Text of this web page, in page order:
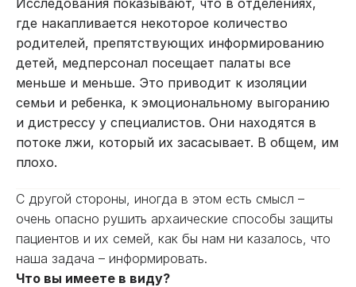
Исследования показывают, что в отделениях,
где накапливается некоторое количество
родителей, препятствующих информированию
детей, медперсонал посещает палаты все
меньше и меньше. Это приводит к изоляции
семьи и ребенка, к эмоциональному выгоранию
и дистрессу у специалистов. Они находятся в
потоке лжи, который их засасывает. В общем, им
плохо.
С другой стороны, иногда в этом есть смысл –
очень опасно рушить архаические способы защиты
пациентов и их семей, как бы нам ни казалось, что
наша задача – информировать.
Что вы имеете в виду?